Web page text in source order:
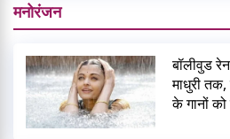
मनोरंजन
बॉलीवुड
माधुरी
के गानों